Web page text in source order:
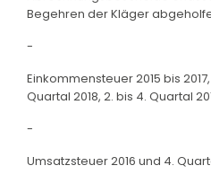
Begehren der Kläger
-
Einkommensteuer 2015 bis
Quartal 2018, 2. bis 4. Quartal
-
Umsatzsteuer 2016 und 4.